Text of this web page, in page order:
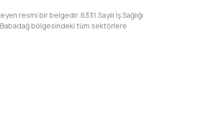
resmi bir belgedir. 6331 Sayılı İş Sağlığı
Babadağ bölgesindeki tüm sektörlere